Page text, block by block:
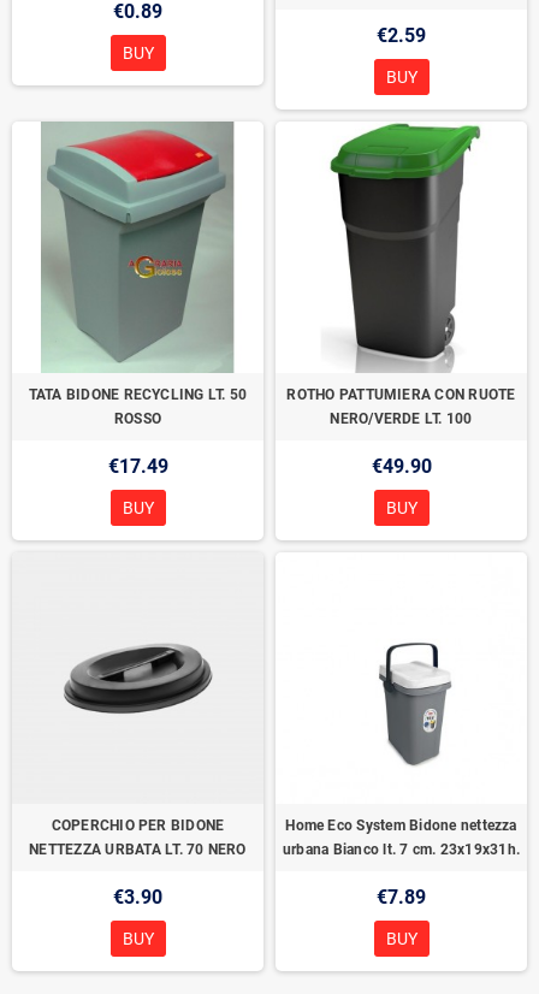
€0.89
BUY
€2.59
BUY
TATA BIDONE RECYCLING LT. 50
ROSSO
€17.49
BUY
ROTHO PATTUMIERA CON RUOTE
NERO/VERDE LT. 100
€49.90
BUY
COPERCHIO PER BIDONE
NETTEZZA URBATA LT. 70 NERO
€3.90
BUY
Home Eco System Bidone nettezza
urbana Bianco lt. 7 cm. 23x19x31h.
€7.89
BUY